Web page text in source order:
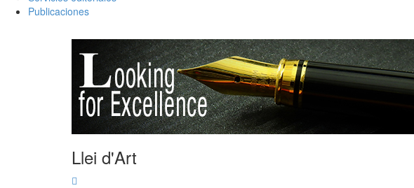
Publicaciones
Llei d'Art